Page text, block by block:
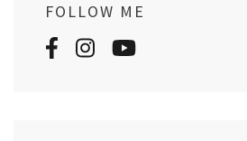
FOLLOW ME